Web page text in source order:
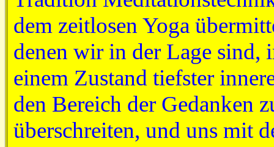
dem zeitlosen Yoga
denen wir in der Lage sind,
einem Zustand tiefster
den Bereich der Gedanken
überschreiten, und uns mit